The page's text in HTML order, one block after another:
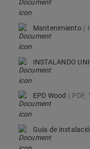
Mantenimiento
INSTALANDO
EPD Wood PDF,
Guía de